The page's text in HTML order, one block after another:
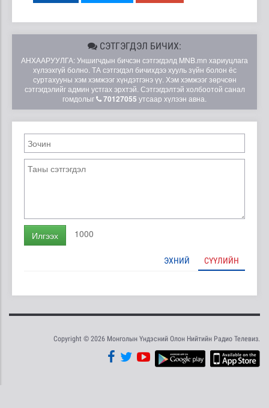
СЭТГЭГДЭЛ БИЧИХ:
АНХААРУУЛГА: Уншигчдын бичсэн сэтгэгдэлд MNB.mn хариуцлага
хүлээхгүй болно. ТА сэтгэгдэл бичихдээ хууль зүйн болон ёс
суртахууны хэм хэмжээг хүндэтгэнэ үү. Хэм хэмжээг зөрчсөн
сэтгэгдэлийг админ устгах эрхтэй. Сэтгэгдэлтэй холбоотой санал
гомдолыг
70127055 утсаар хүлээн авна.
Илгээх 1000
ЭХНИЙ СҮҮЛИЙН
Copyright © 2026 Монголын Үндэсний Олон Нийтийн Радио Телевиз.